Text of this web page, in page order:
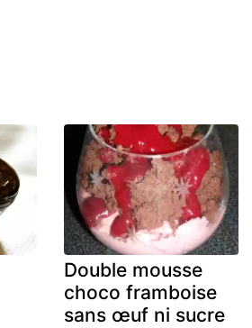
Double mousse
choco framboise
sans œuf ni sucre